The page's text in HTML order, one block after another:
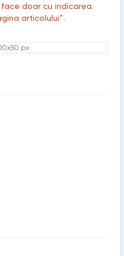
doar cu indicarea
articolului”.
px